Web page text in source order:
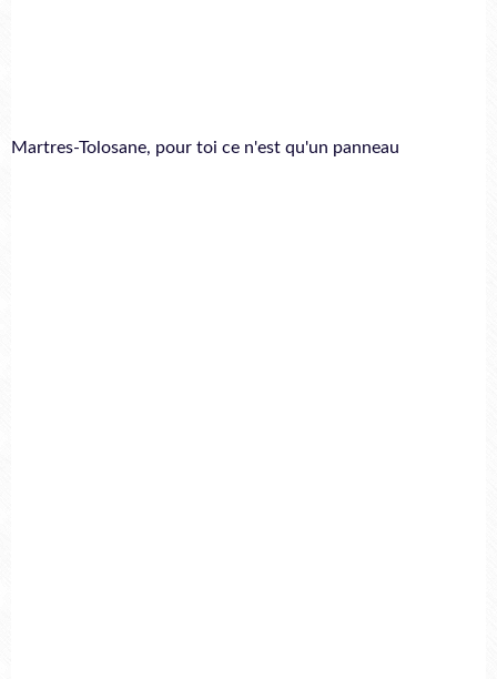
Martres-Tolosane, pour toi ce n'est qu'un panneau